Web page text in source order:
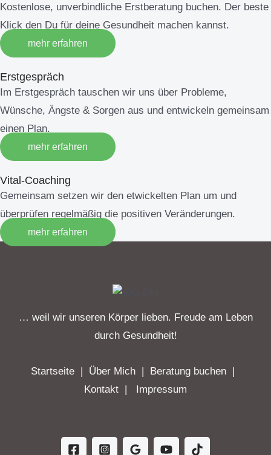
Kostenlose, unverbindliche Erstberatung buchen. Der beste
Klick den Du für deine Gesundheit machen kannst.
mehr erfahren
Erstgespräch
Im Erstgespräch tauschen wir uns über Probleme,
Wünsche, Ängste & Sorgen aus und entwickeln gemeinsam
einen Plan.
mehr erfahren
Vital-Coaching
Gemeinsam setzen wir den etwickelten Plan um und
überprüfen regelmäßig die positiven Veränderungen.
mehr erfahren
… weil wir unseren Körper lieben. Freude am Leben
durch Gesundheit!
Startseite Über Mich Beratung buchen
Kontakt
Impressum